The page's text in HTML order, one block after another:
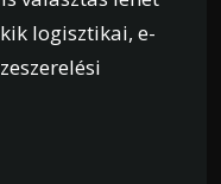
logisztikai, e-